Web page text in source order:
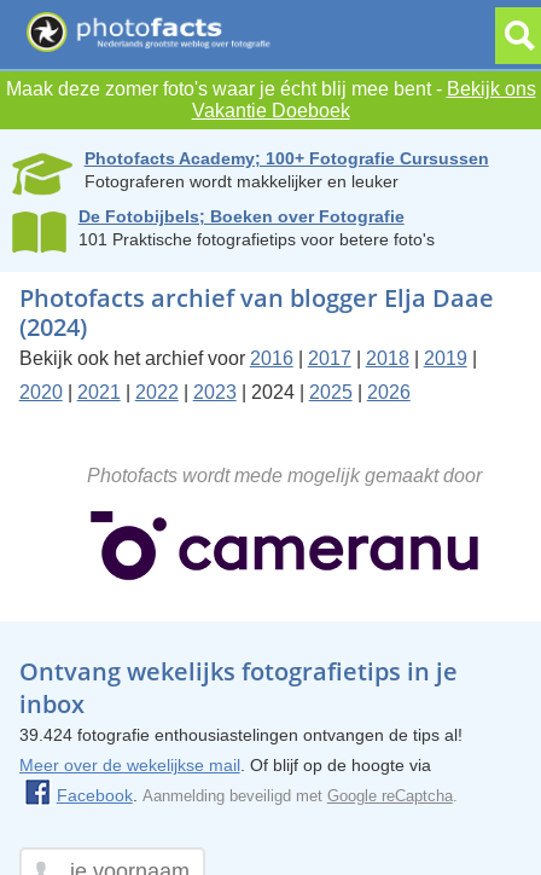
Maak deze zomer foto's waar je écht blij mee bent - Bekijk ons
Vakantie Doeboek
Photofacts Academy; 100+ Fotografie Cursussen
Fotograferen wordt makkelijker en leuker
De Fotobijbels; Boeken over Fotografie
101 Praktische fotografietips voor betere foto's
Photofacts archief van blogger Elja Daae
(2024)
Bekijk ook het archief voor 2016| 2017 2018| 2019
2020| 2021| 2022 2023| 2024 | 2025| 2026
Photofacts wordt mede mogelijk gemaakt door
Ontvang wekelijks fotografietips in je
inbox
39.424 fotografie enthousiastelingen ontvangen de tips al!
Meer over de wekelijkse mail. Of blijf op de hoogte via
Facebook. Aanmelding beveiligd met Google reCaptcha.